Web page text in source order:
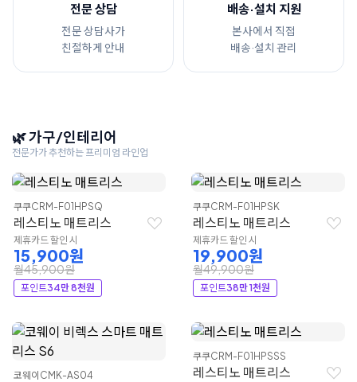
전문 상담
전문 상담사가
친절하게 안내
배송·설치 지원
본사에서 직접
배송·설치 관리
🌿 가구/인테리어
전문가가 추천하는 프리미엄 라인업
쿠쿠CRM-F01HPSQ
레스티노 매트리스
제휴카드 할인 시
15,900원
월45,900원
포인트34만 8천원
쿠쿠CRM-F01HPSK
레스티노 매트리스
제휴카드 할인 시
19,900원
월49,900원
포인트38만 1천원
코웨이 CMK-AS04
쿠쿠CRM-F01HPSSS
레스티노 매트리스